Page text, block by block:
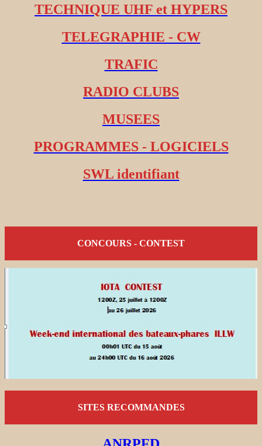
TECHNIQUE UHF et HYPERS
TELEGRAPHIE - CW
TRAFIC
RADIO CLUBS
MUSEES
PROGRAMMES - LOGICIELS
SWL identifiant
CONCOURS - CONTEST
SITES RECOMMANDES